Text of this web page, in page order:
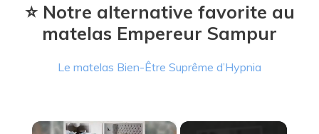
⭐ Notre alternative favorite au
matelas Empereur Sampur
Le matelas Bien-Être Suprême d’Hypnia
×